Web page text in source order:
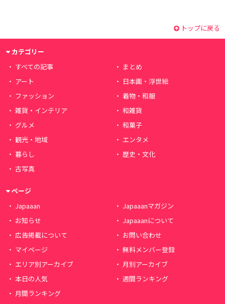
トップに戻る
カテゴリー
すべての記事
まとめ
アート
日本画・浮世絵
ファッション
着物・和服
雑貨・インテリア
和雑貨
グルメ
和菓子
観光・地域
エンタメ
暮らし
歴史・文化
古写真
ページ
Japaaan
Japaaanマガジン
お知らせ
Japaaanについて
広告掲載について
お問い合わせ
マイページ
無料メンバー登録
エリア別アーカイブ
月別アーカイブ
本日の人気
週間ランキング
月間ランキング